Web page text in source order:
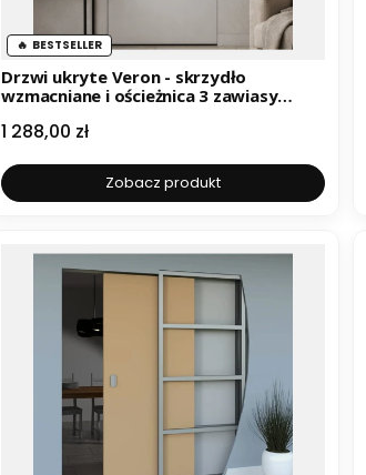
BESTSELLER
Drzwi ukryte Veron - skrzydło
wzmacniane i ościeżnica 3 zawiasy
Cena
1 288,00 zł
Zobacz produkt